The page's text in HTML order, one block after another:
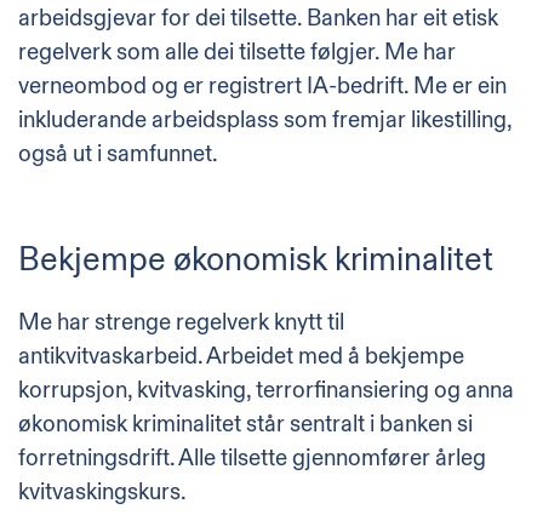
arbeidsgjevar for dei tilsette. Banken har eit etisk
regelverk som alle dei tilsette følgjer. Me har
verneombod og er registrert IA-bedrift. Me er ein
inkluderande arbeidsplass som fremjar likestilling,
også ut i samfunnet.
Bekjempe økonomisk kriminalitet
Me har strenge regelverk knytt til
antikvitvaskarbeid. Arbeidet med å bekjempe
korrupsjon, kvitvasking, terrorfinansiering og anna
økonomisk kriminalitet står sentralt i banken si
forretningsdrift. Alle tilsette gjennomfører årleg
kvitvaskingskurs.